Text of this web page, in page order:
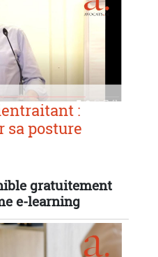
:
sa posture
gratuitement
e-learning